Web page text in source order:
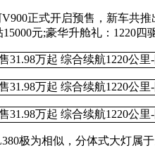
正式开启预售，新车共
元;豪华升舱礼：1220四
极为相似，分体式大灯属